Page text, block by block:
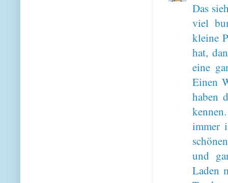
Das
viel
kleine
hat,
eine
Einen
haben
immer
und
Laden